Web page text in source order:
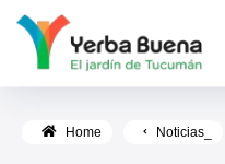
Home Noticias_